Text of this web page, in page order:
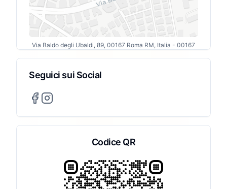
Via Baldo degli Ubaldi, 89, 00167 Roma RM, Italia - 00167
Seguici sui Social
Codice QR